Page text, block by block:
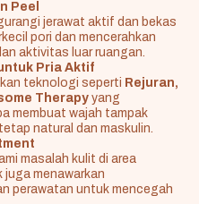
Peel
jerawat aktif dan bekas
pori dan mencerahkan
aktivitas luar ruangan.
Pria Aktif
teknologi seperti Rejuran,
Therapy yang
membuat wajah tampak
natural dan maskulin.
masalah kulit di area
menawarkan
perawatan untuk mencegah